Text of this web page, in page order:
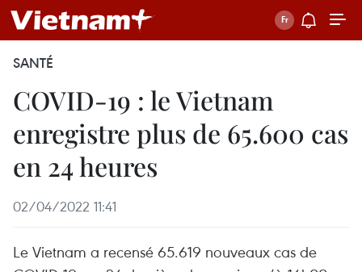
SANTÉ
COVID-19 : le Vietnam
enregistre plus de 65.600 cas
en 24 heures
02/04/2022 11:41
Le Vietnam a recensé 65.619 nouveaux cas de